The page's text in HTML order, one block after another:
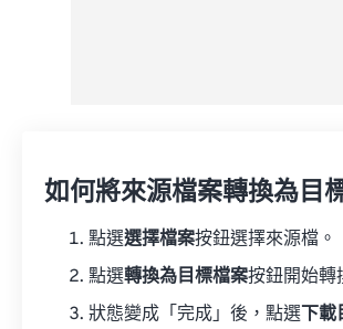
如何將來源檔案轉換為目
點選選擇檔案按鈕選擇來源檔。
點選轉換為目標檔案按鈕開始轉
狀態變成「完成」後，點選 下